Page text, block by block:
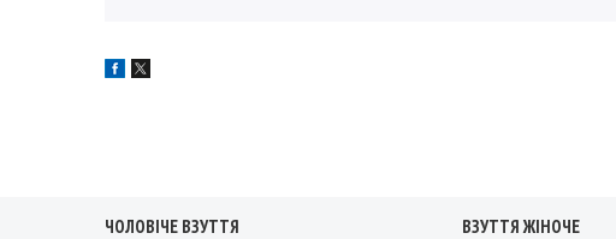
ЧОЛОВІЧЕ ВЗУТТЯ ВЗУТТЯ ЖІНОЧЕ